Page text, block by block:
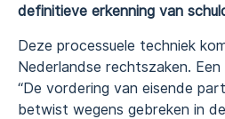
definitieve erkenning van
Deze processuele techniek
Nederlandse rechtszaken.
“De vordering van eisende
betwist wegens gebreken in